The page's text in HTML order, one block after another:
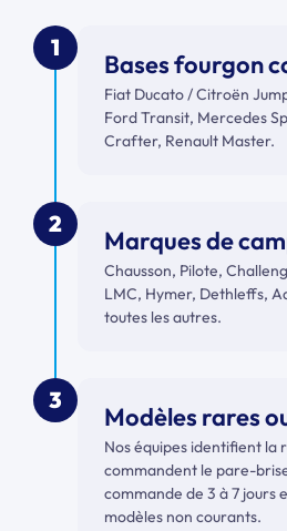
1
Bases fourgon
Fiat Ducato / Citroën
Ford Transit, Mercedes
Crafter, Renault Master.
2
Marques de
Chausson, Pilote,
LMC, Hymer, Dethleffs,
toutes les autres.
3
Modèles rares
Nos équipes identifient
commandent le pare-
commande de 3 à 7 jours
modèles non courants.